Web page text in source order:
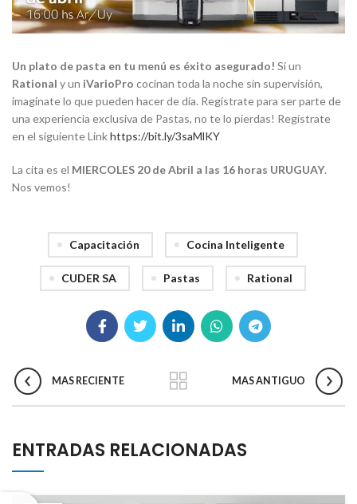
Un plato de pasta en tu menú es éxito asegurado! Si un
Rational y un iVarioPro cocinan toda la noche sin supervisión,
imagínate lo que pueden hacer de día. Regístrate para ser parte de
una experiencia exclusiva de Pastas, no te lo pierdas! Regístrate
en el siguiente Linkhttps://bit.ly/3saMlKY
La cita es el MIERCOLES 20 de Abril a las 16 horas URUGUAY.
Nos vemos!
Capacitación Cocina Inteligente
CUDER SA Pastas Rational
MAS RECIENTE MAS ANTIGUO
ENTRADAS RELACIONADAS